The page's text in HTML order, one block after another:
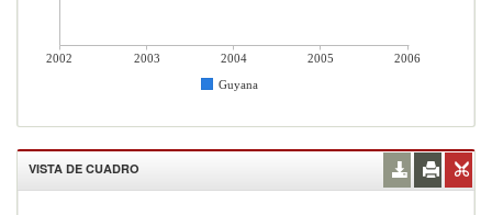
2002 2003 2004 2005
2006
Guyana
VISTA DE CUADRO